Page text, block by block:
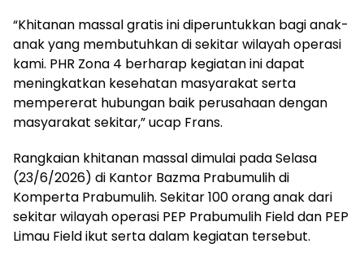
“Khitanan massal gratis ini diperuntukkan bagi anak-
anak yang membutuhkan di sekitar wilayah operasi
kami. PHR Zona 4 berharap kegiatan ini dapat
meningkatkan kesehatan masyarakat serta
mempererat hubungan baik perusahaan dengan
masyarakat sekitar,” ucap Frans.
Rangkaian khitanan massal dimulai pada Selasa
(23/6/2026) di Kantor Bazma Prabumulih di
Komperta Prabumulih. Sekitar 100 orang anak dari
sekitar wilayah operasi PEP Prabumulih Field dan PEP
Limau Field ikut serta dalam kegiatan tersebut.